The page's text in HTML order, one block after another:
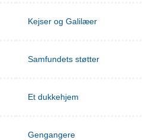
Kejser og Galilæer
Samfundets støtter
Et dukkehjem
Gengangere